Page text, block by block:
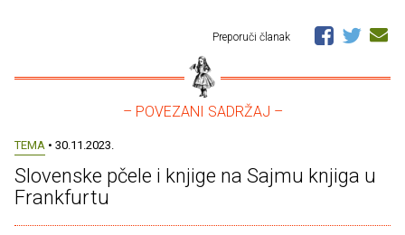
Preporuči članak
– POVEZANI SADRŽAJ –
TEMA • 30.11.2023.
Slovenske pčele i knjige na Sajmu knjiga u
Frankfurtu